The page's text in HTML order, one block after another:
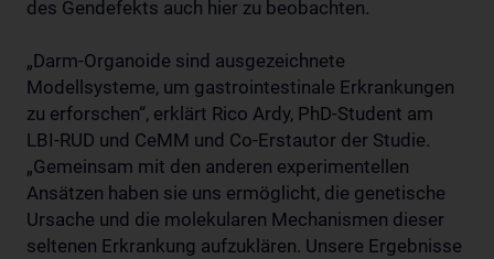
des Gendefekts auch hier zu beobachten.
„Darm-Organoide sind ausgezeichnete
Modellsysteme, um gastrointestinale Erkrankungen
zu erforschen“, erklärt Rico Ardy, PhD-Student am
LBI-RUD und CeMM und Co-Erstautor der Studie.
„Gemeinsam mit den anderen experimentellen
Ansätzen haben sie uns ermöglicht, die genetische
Ursache und die molekularen Mechanismen dieser
seltenen Erkrankung aufzuklären. Unsere Ergebnisse